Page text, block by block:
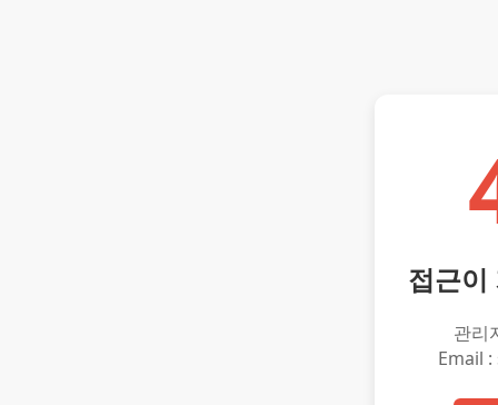
접근이
관리
Email